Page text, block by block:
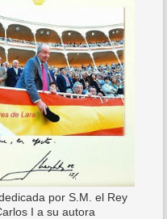
por S.M. el Rey
I a su autora